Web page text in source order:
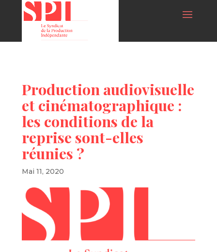
Production audiovisuelle
et cinématographique :
les conditions de la
reprise sont-elles
réunies ?
Mai 11, 2020